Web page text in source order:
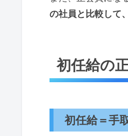
の社員と比較して
初任給の
初任給＝手